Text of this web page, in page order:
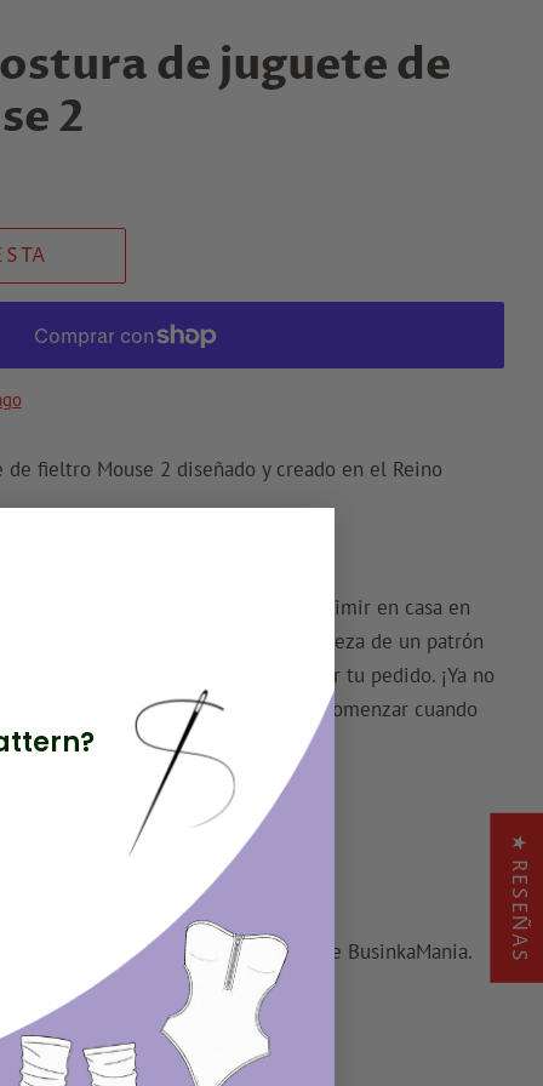
de juguete de
2
fieltro Mouse 2 diseñado y creado en el Reino
de descarga digital en PDF para imprimir en casa en
lo prefiere, en una imprenta. La belleza de un patrón
a él a los pocos minutos de realizar tu pedido. ¡Ya no
por correo! ¡Puedes imprimir y comenzar cuando
14 cm de altura
en el canal de YouTube de BusinkaMania.
en contactarnos!
★ RESEÑAS